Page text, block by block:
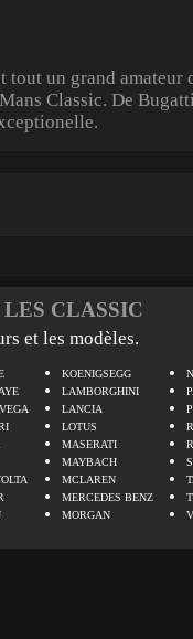
tout un grand amateur
Classic. De
CLASSIC
et les modèles.
KOENIGSEGG
LAMBORGHINI
LANCIA
LOTUS
MASERATI
MAYBACH
MCLAREN
MERCEDES BENZ
MORGAN